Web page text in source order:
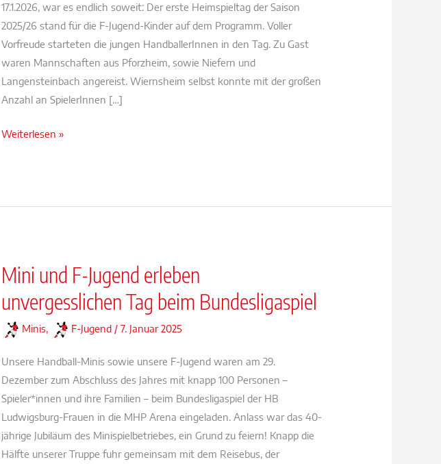
17.1.2026, war es endlich soweit: Der erste Heimspieltag der Saison
2025/26 stand für die F-Jugend-Kinder auf dem Programm. Voller
Vorfreude starteten die jungen HandballerInnen in den Tag. Zu Gast
waren Mannschaften aus Pforzheim, sowie Niefern und
Langensteinbach angereist. Wiernsheim selbst konnte mit der großen
Anzahl an SpielerInnen […]
Mit
guter
Weiterlesen »
Mini und F-Jugend erleben
unvergesslichen Tag beim Bundesligaspiel
Minis, F-Jugend / 7. Januar 2025
Unsere Handball-Minis sowie unsere F-Jugend waren am 29.
Dezember zum Abschluss des Jahres mit knapp 100 Personen –
Spieler*innen und ihre Familien – beim Bundesligaspiel der HB
Ludwigsburg-Frauen in die MHP Arena eingeladen. Anlass war das 40-
jährige Jubiläum des Minispielbetriebes, ein Grund zu feiern! Knapp die
Hälfte unserer Truppe fuhr gemeinsam mit dem Reisebus, der